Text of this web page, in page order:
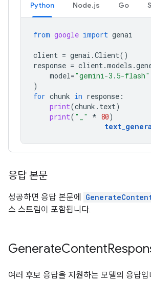
Python Node.js Go
from google import genai
client = genai .Client()
response = client.models .
model="gemini-3.5-flash"
)
for chunk in response :
print(chunk . text)
print( "_" * 80)
응답 본문
성공하면 응답 본문에
스 스트림이 포함됩니다.
GenerateContent
여러 후보 응답을 지원하는 모델의 응답입